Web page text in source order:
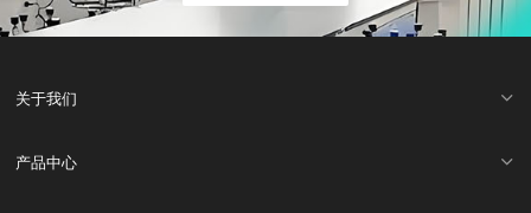
关于我们
产品中心